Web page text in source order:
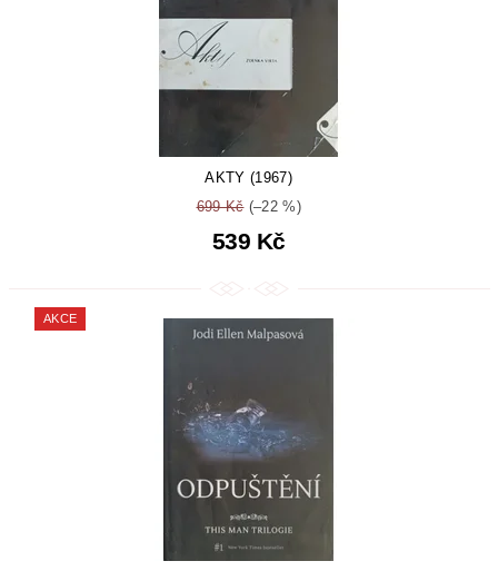
AKTY (1967)
699 Kč(–22 %)
539 Kč
AKCE